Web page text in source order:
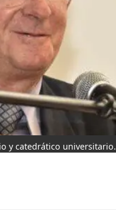
y catedrático universitario.